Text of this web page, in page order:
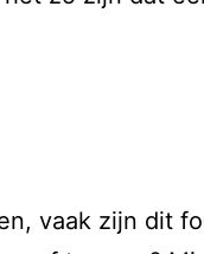
vaak zijn dit